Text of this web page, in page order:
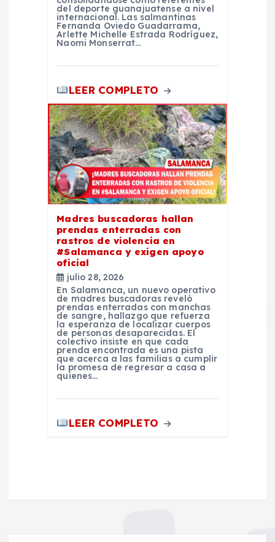
del deporte guanajuatense a nivel
internacional. Las salmantinas
Fernanda Oviedo Guadarrama,
Arlette Michelle Estrada Rodríguez,
Naomi Monserrat…
LEER COMPLETO
Madres buscadoras hallan
prendas enterradas con
rastros de violencia en
#Salamanca y exigen apoyo
oficial
julio 28, 2026
En Salamanca, un nuevo operativo
de madres buscadoras reveló
prendas enterradas con manchas
de sangre, hallazgo que refuerza
la esperanza de localizar cuerpos
de personas desaparecidas. El
colectivo insiste en que cada
prenda encontrada es una pista
que acerca a las familias a cumplir
la promesa de regresar a casa a
quienes…
LEER COMPLETO